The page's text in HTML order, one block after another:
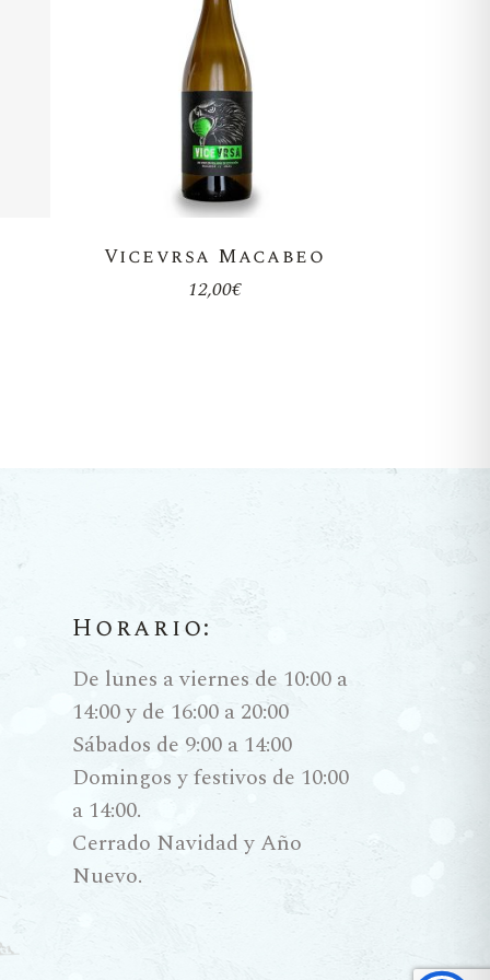
Vicevrsa Macabeo
12,00€
Horario:
De lunes a viernes de 10:00 a
14:00 y de 16:00 a 20:00
Sábados de 9:00 a 14:00
Domingos y festivos de 10:00
a 14:00.
Cerrado Navidad y Año
Nuevo.